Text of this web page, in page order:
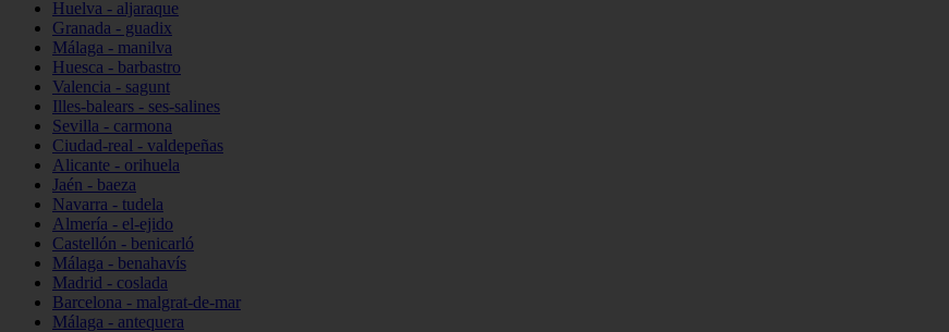
Huelva - aljaraque
Granada - guadix
Málaga - manilva
Huesca - barbastro
Valencia - sagunt
Illes-balears - ses-salines
Sevilla - carmona
Ciudad-real - valdepeñas
Alicante - orihuela
Jaén - baeza
Navarra - tudela
Almería - el-ejido
Castellón - benicarló
Málaga - benahavís
Madrid - coslada
Barcelona - malgrat-de-mar
Málaga - antequera